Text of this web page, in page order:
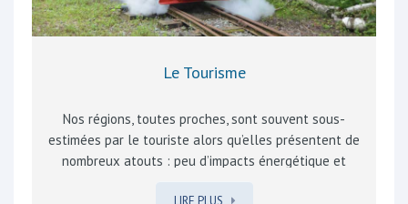
Le Tourisme
Nos régions, toutes proches, sont souvent sous-
estimées par le touriste alors qu’elles présentent de
nombreux atouts : peu d’impacts énergétique et
LIRE PLUS